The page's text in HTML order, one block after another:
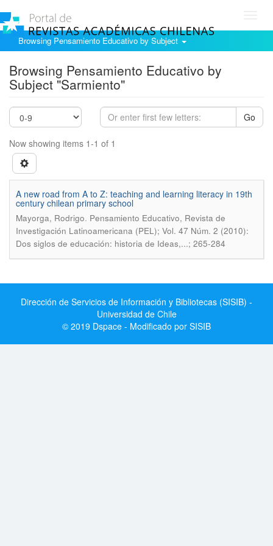
Browsing Pensamiento Educativo by Subject
Browsing Pensamiento Educativo by
Subject "Sarmiento"
Go
Now showing items 1-1 of 1
A new road from A to Z: teaching and learning literacy in 19th
century chilean primary school
Mayorga, Rodrigo. Pensamiento Educativo, Revista de
Investigación Latinoamericana (PEL); Vol. 47 Núm. 2 (2010):
Dos siglos de educación: historia de Ideas,...; 265-284
Dirección de Servicios de Información y Bibliotecas (SISIB) -
Universidad de Chile
© 2019 Dspace - Modificado por SISIB